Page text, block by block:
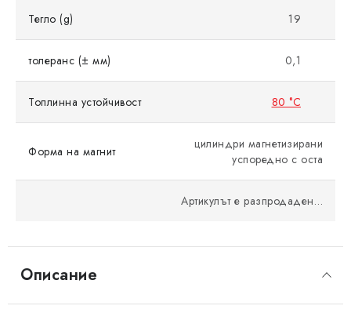
Описание
Тегло (g) 19
толеранс (± мм) 0,1
Топлинна устойчивост 80 °C
Форма на магнит
цилиндри магнетизирани
успоредно с оста
Артикулът е разпродаден…